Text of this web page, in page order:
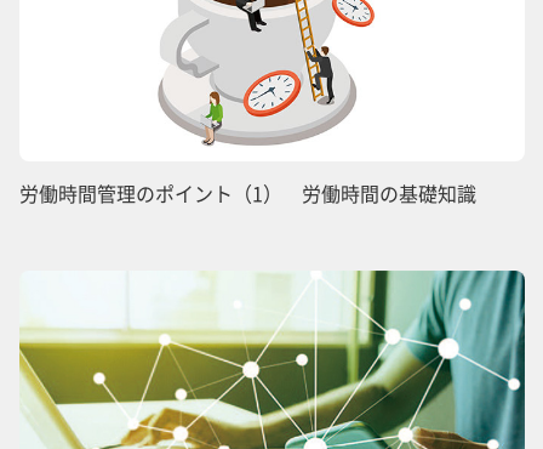
労働時間管理のポイント（1） 労働時間の基礎知識